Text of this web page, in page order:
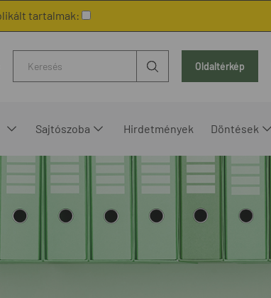
tartalmak:
Oldaltérkép
Sajtószoba Hirdetmények Döntések